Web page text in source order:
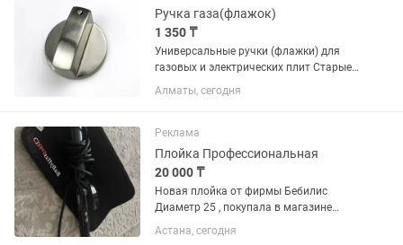
Ручка газа(флажок)
1 350 ₸
Универсальные ручки (флажки) для
газовых и электрических плит Старые
ручки на плиты стерлись, треснули или
потеряли презентабельный вид? Не
и надежный комплект...
Алматы, сегодня
Реклама
Плойка Профессиональная
20 000 ₸
Новая плойка от фирмы Бебилис
Диаметр 25 , покупала в магазине
николь в Меге
Астана, сегодня